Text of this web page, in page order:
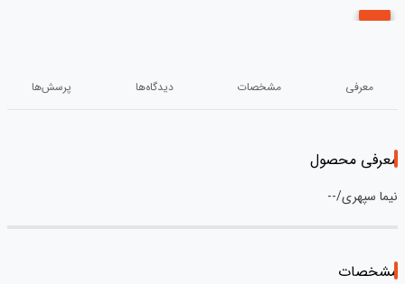
معرفی مشخصات دیدگاه‌ها پرسش‌ها
معرفی محصول
نیما سپهری/--
مشخصات